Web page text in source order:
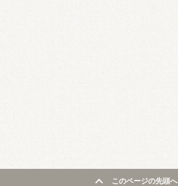
このページの先頭へ